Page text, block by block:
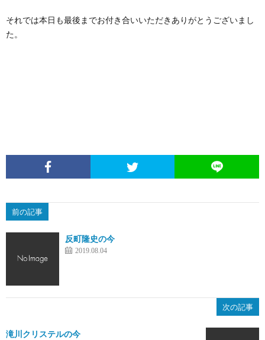
それでは本日も最後までお付き合いいただきありがとうございまし
た。
前の記事
反町隆史の今
2019.08.04
次の記事
滝川クリステルの今